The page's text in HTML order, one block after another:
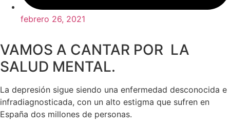
febrero 26, 2021
VAMOS A CANTAR POR LA
SALUD MENTAL.
La depresión sigue siendo una enfermedad desconocida e
infradiagnosticada, con un alto estigma que sufren en
España dos millones de personas.